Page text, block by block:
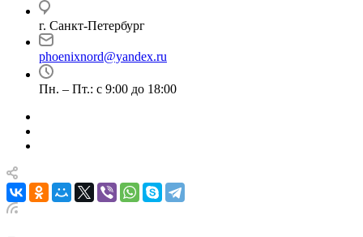
г. Санкт-Петербург
phoenixnord@yandex.ru
Пн. – Пт.: с 9:00 до 18:00